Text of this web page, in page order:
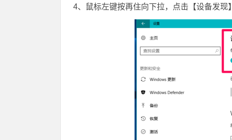
4、鼠标左键按再住向下拉，点击【设备发现